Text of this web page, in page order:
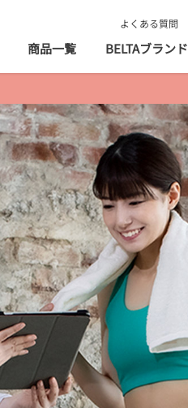
よくある質問
商品一覧 BELTAブランド